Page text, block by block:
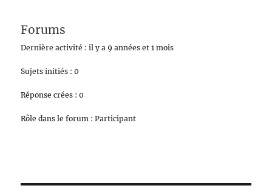
Forums
Dernière activité : il y a 9 années et 1 mois
Sujets initiés : 0
Réponse crées : 0
Rôle dans le forum : Participant